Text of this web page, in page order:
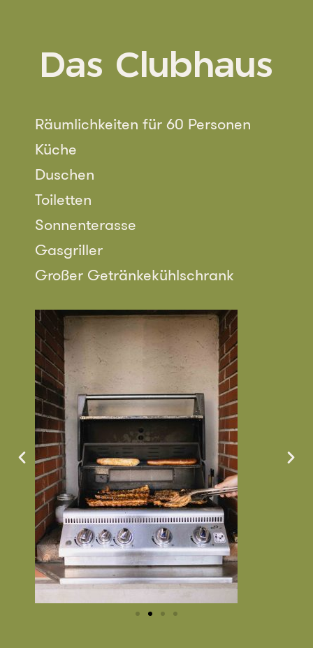
Das Clubhaus
Räumlichkeiten für 60 Personen
Küche
Duschen
Toiletten
Sonnenterasse
Gasgriller
Großer Getränkekühlschrank